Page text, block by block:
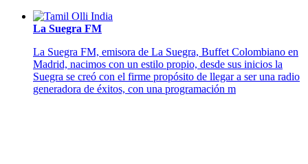
La Suegra FM
La Suegra FM, emisora de La Suegra, Buffet Colombiano en
Madrid, nacimos con un estilo propio, desde sus inicios la
Suegra se creó con el firme propósito de llegar a ser una radio
generadora de éxitos, con una programación m